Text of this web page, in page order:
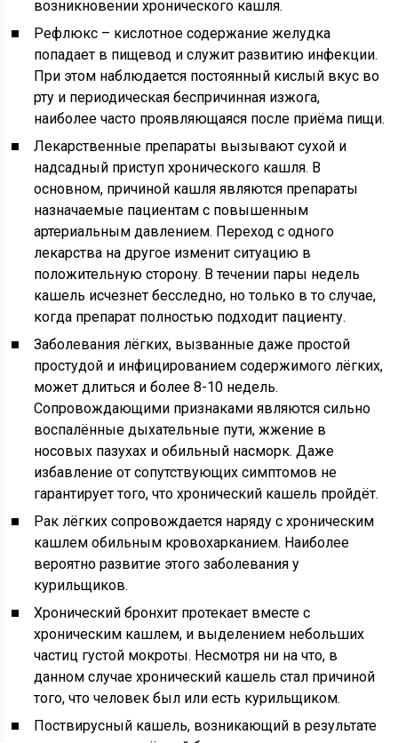
возникновении хронического кашля.
Рефлюкс – кислотное содержание желудка
попадает в пищевод и служит развитию инфекции.
При этом наблюдается постоянный кислый вкус во
рту и периодическая беспричинная изжога,
наиболее часто проявляющаяся после приёма пищи.
Лекарственные препараты вызывают сухой и
надсадный приступ хронического кашля. В
основном, причиной кашля являются препараты
назначаемые пациентам с повышенным
артериальным давлением. Переход с одного
лекарства на другое изменит ситуацию в
положительную сторону. В течении пары недель
кашель исчезнет бесследно, но только в то случае,
когда препарат полностью подходит пациенту.
Заболевания лёгких, вызванные даже простой
простудой и инфицированием содержимого лёгких,
может длиться и более 8-10 недель.
Сопровождающими признаками являются сильно
воспалённые дыхательные пути, жжение в
носовых пазухах и обильный насморк. Даже
избавление от сопутствующих симптомов не
гарантирует того, что хронический кашель пройдёт.
Рак лёгких сопровождается наряду с хроническим
кашлем обильным кровохарканием. Наиболее
вероятно развитие этого заболевания у
курильщиков.
Хронический бронхит протекает вместе с
хроническим кашлем, и выделением небольших
частиц густой мокроты. Несмотря ни на что, в
данном случае хронический кашель стал причиной
того, что человек был или есть курильщиком.
Поствирусный кашель, возникающий в результате